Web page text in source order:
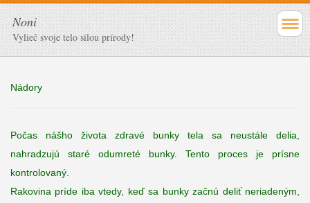
Noni
Vylieč svoje telo silou prírody!
Nádory
Počas nášho života zdravé bunky tela sa neustále delia,
nahradzujú staré
odumreté bunky.Tento proces
je prísne
kontrolovaný.
Rakovina príde iba vtedy, keď sa bunky začnú deliť neriadeným,